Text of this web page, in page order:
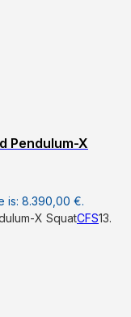
Pendulum-X
is: 8.390,00 €.
X SquatCFS13.